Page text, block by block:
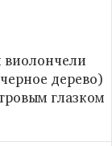
дерево)
глазком